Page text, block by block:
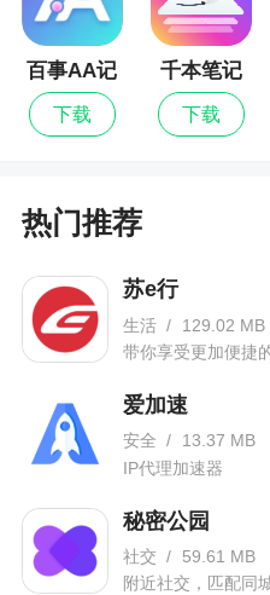
百事AA记
账
下载
千本笔记
下载
热门推荐
苏e行
生活 /
129.02 MB
带你享受更加便捷
爱加速
安全 /
13.37 MB
IP代理加速器
秘密公园
社交 /
59.61 MB
附近社交，匹配同